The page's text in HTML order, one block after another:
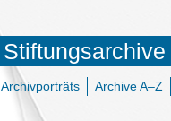
Archivporträts Archive A–Z